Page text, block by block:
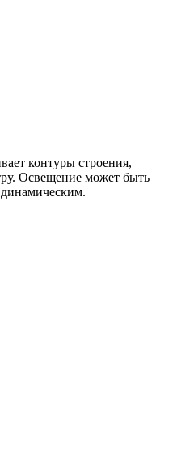
контуры строения,
Освещение может быть